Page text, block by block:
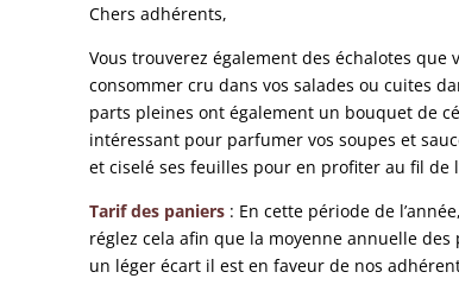
Chers adhérents,
Vous trouverez également des échalotes que
consommer cru dans vos salades ou cuites
parts pleines ont également un bouquet de
intéressant pour parfumer vos soupes et
et ciselé ses feuilles pour en profiter au fil de
Tarif des paniers : En cette période de
réglez cela afin que la moyenne annuelle
un léger écart il est en faveur de nos